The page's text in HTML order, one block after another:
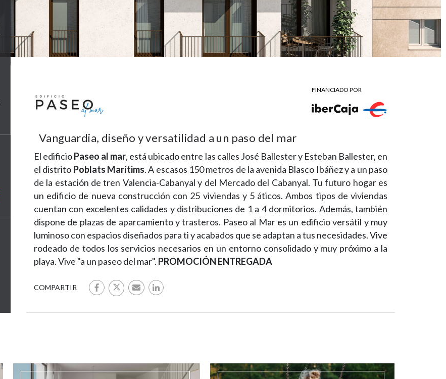
FINANCIADO POR
Vanguardia, diseño y versatilidad a un paso del mar
El edificioPaseo al mar, está ubicado entre las calles José Ballester y Esteban Ballester, en
el distrito Poblats Marítims. A escasos 150 metros de la avenida Blasco Ibáñez y a un paso
de la estación de tren Valencia-Cabanyal y del Mercado del Cabanyal. Tu futuro hogar es
un edificio de nueva construcción con 25 viviendas y 5 áticos. Ambos tipos de viviendas
cuentan con excelentes calidades y distribuciones de 1 a 4 dormitorios. Además, también
dispone de plazas de aparcamiento y trasteros. Paseo al Mar es un edificio versátil y muy
luminoso con espacios diseñados para ti y acabados que se adaptan a tus necesidades. Vive
rodeado de todos los servicios necesarios en un entorno consolidado y muy próximo a la
playa. Vive "a un paseo del mar". PROMOCIÓN ENTREGADA
COMPARTIR